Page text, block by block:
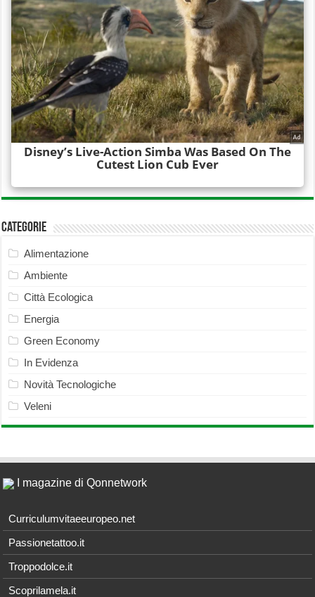
Categorie
Alimentazione
Ambiente
Città Ecologica
Energia
Green Economy
In Evidenza
Novità Tecnologiche
Veleni
I magazine di Qonnetwork
Curriculumvitaeeuropeo.net
Passionetattoo.it
Troppodolce.it
Scoprilamela.it